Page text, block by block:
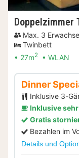
Doppelzimmer
Max. 3
Twinbett
27m2 WLAN
Dinner
Inklusive 3-
Inklusive
Gratis
Bezahlen im
Details und